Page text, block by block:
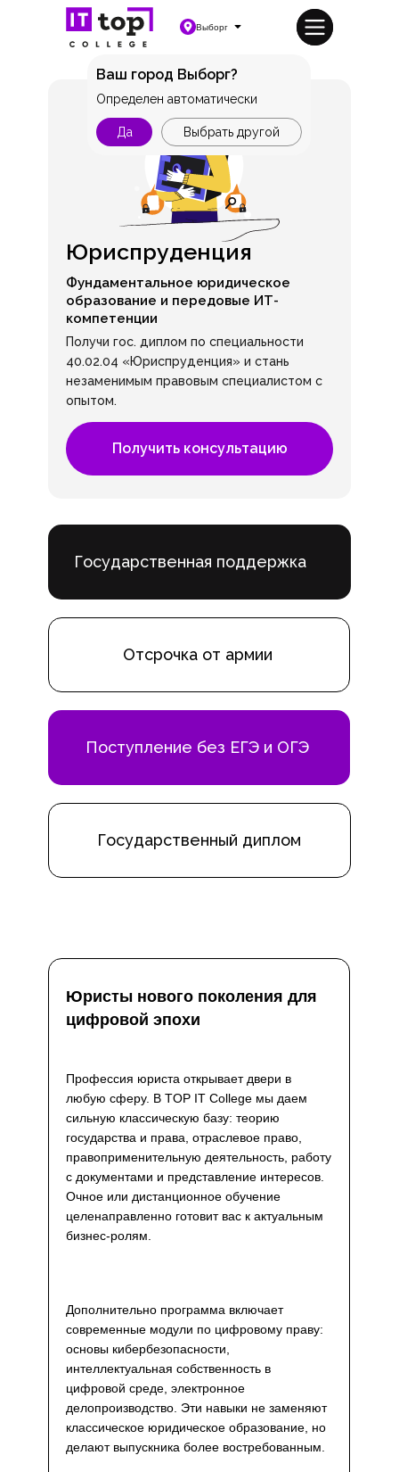
Выборг
Ваш город Выборг?
Да Выбрать другой
Определен автоматически
Получи гос. диплом по специальности
40.02.04 «Юриспруденция» и стань
незаменимым правовым специалистом с
опытом.
Юриспруденция
Фундаментальное юридическое
образование и передовые ИТ-
компетенции
Получить консультацию
Государственный диплом
Отсрочка от армии
Государственная поддержка
Поступление без ЕГЭ и ОГЭ
Юристы нового поколения для
цифровой эпохи
Профессия юриста открывает двери в
любую сферу. В TOP IT College мы даем
сильную классическую базу: теорию
государства и права, отраслевое право,
правоприменительную деятельность, работу
с документами и представление интересов.
Очное или дистанционное обучение
целенаправленно готовит вас к актуальным
бизнес-ролям.
Дополнительно программа включает
современные модули по цифровому праву:
основы кибербезопасности,
интеллектуальная собственность в
цифровой среде, электронное
делопроизводство. Эти навыки не заменяют
классическое юридическое образование, но
делают выпускника более востребованным.